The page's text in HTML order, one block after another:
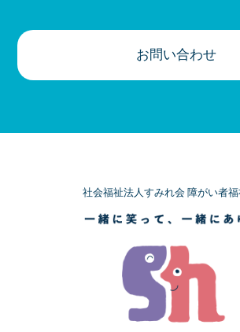
お問い合わせ
社会福祉法人すみれ会 障がい者